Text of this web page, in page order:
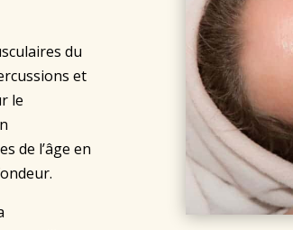
du
et
le
de l’âge en